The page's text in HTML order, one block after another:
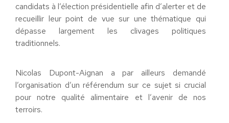
candidats à l’élection présidentielle afin d’alerter et de
recueillir leur point de vue sur une thématique qui
dépasse largement les clivages politiques
traditionnels.
Nicolas Dupont-Aignan a par ailleurs demandé
l’organisation d’un référendum sur ce sujet si crucial
pour notre qualité alimentaire et l’avenir de nos
terroirs.